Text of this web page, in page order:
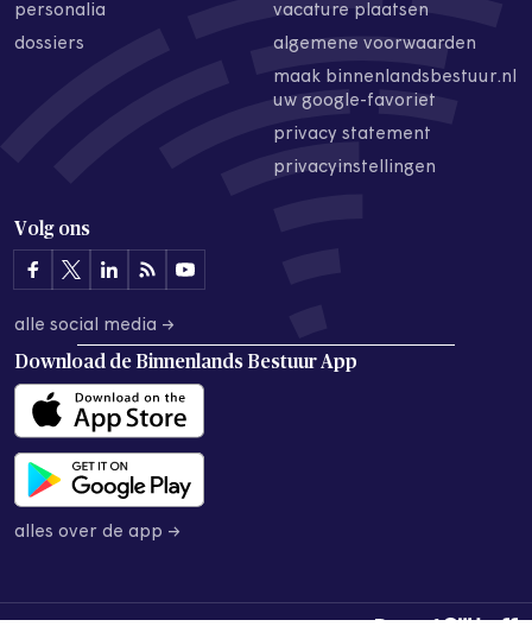
personalia
dossiers
vacature plaatsen
algemene voorwaarden
maak binnenlandsbestuur.nl
uw google-favoriet
privacy statement
privacyinstellingen
Volg ons
alle social media →
Download de Binnenlands Bestuur App
alles over de app →